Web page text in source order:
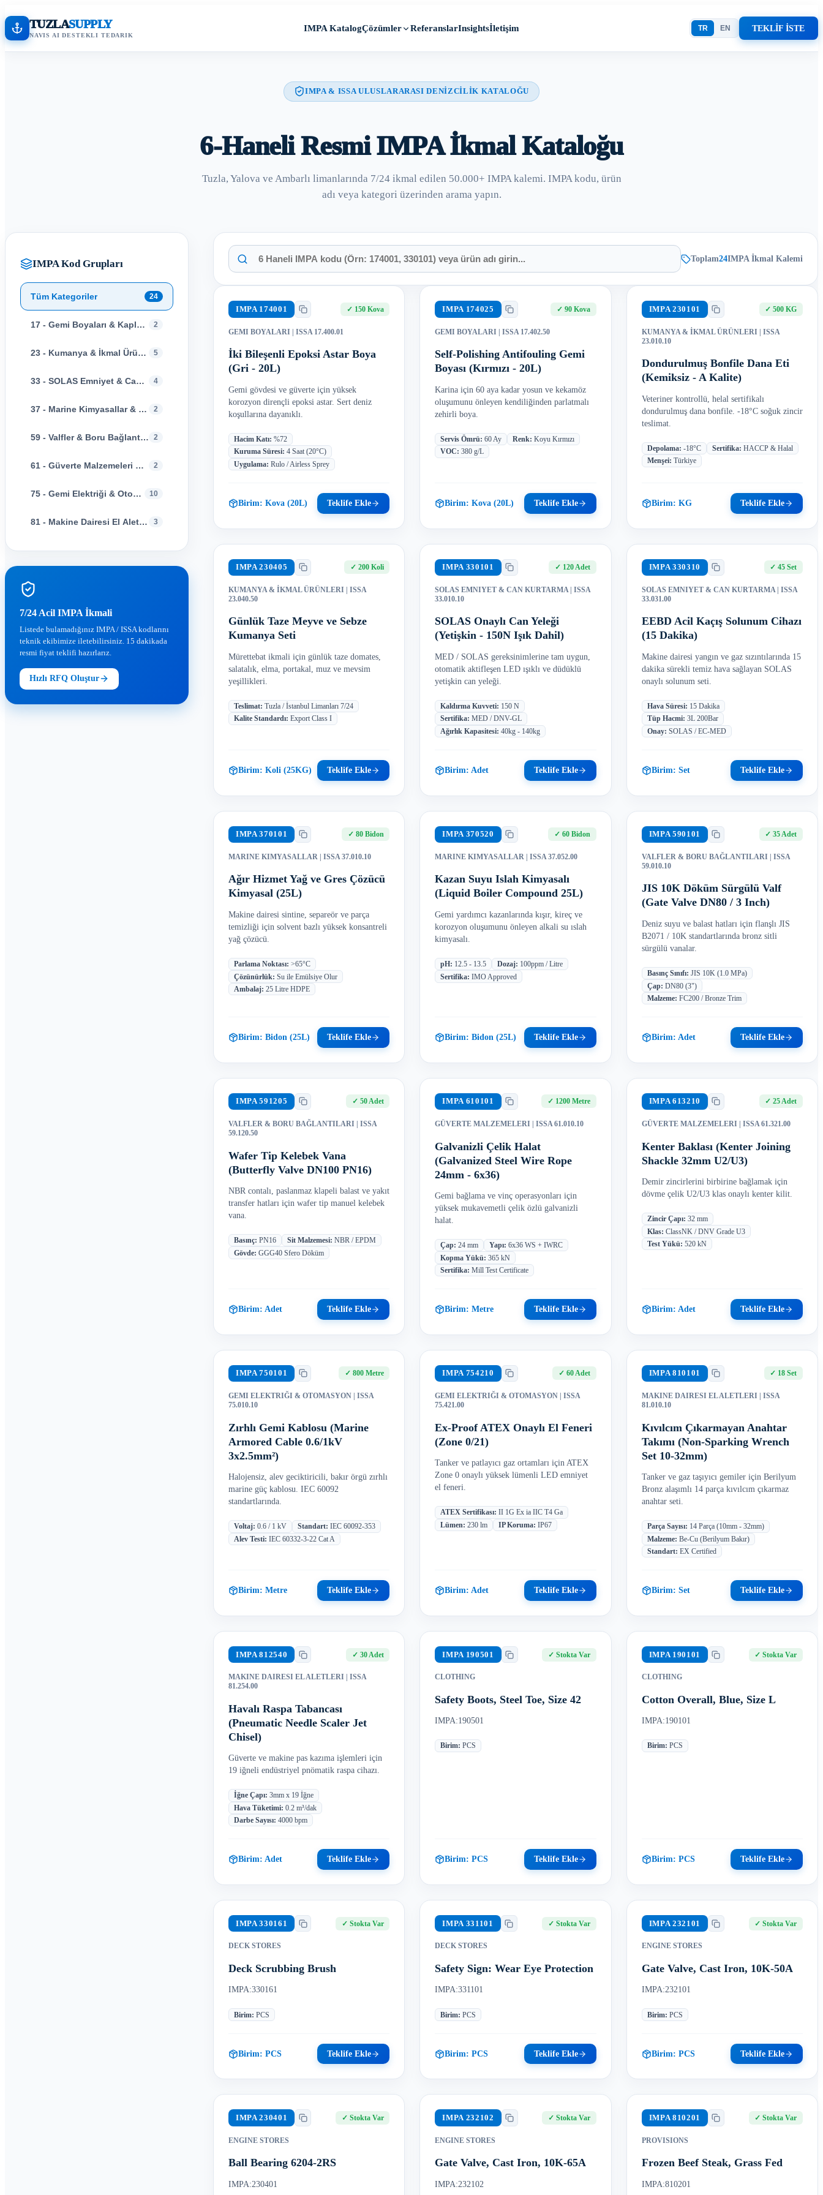
TUZLASUPPLY
NAVIS AI DESTEKLI TEDARIK
IMPA KatalogÇözümler ReferanslarInsightsİletişim TR EN TEKLİF İSTE
IMPA & ISSA ULUSLARARASI DENİZCİLİK KATALOĞU
6-Haneli Resmi IMPA İkmal Kataloğu
Tuzla, Yalova ve Ambarlı limanlarında 7/24 ikmal edilen 50.000+ IMPA kalemi. IMPA kodu, ürün
adı veya kategori üzerinden arama yapın.
IMPA Kod Grupları
Tüm Kategoriler 24
17 - Gemi Boyaları & Kaplamalar
2
23 - Kumanya & İkmal Ürünleri5
33 - SOLAS Emniyet & Can Kurtarma
4
37 - Marine Kimyasallar & Temizlik
2
59 - Valfler & Boru Bağlantıları2
61 - Güverte Malzemeleri & Halat
2
75 - Gemi Elektriği & Otomasyon
10
81 - Makine Dairesi El Aletleri 3
7/24 Acil IMPA İkmali
Listede bulamadığınız IMPA / ISSA kodlarını
teknik ekibimize iletebilirsiniz. 15 dakikada
resmi fiyat teklifi hazırlarız.
Hızlı RFQ Oluştur
Toplam24IMPA İkmal Kalemi
IMPA 174001 ✓ 150 Kova
GEMI BOYALARI | ISSA 17.400.01
İki Bileşenli Epoksi Astar Boya
(Gri - 20L)
Gemi gövdesi ve güverte için yüksek
korozyon dirençli epoksi astar. Sert deniz
koşullarına dayanıklı.
Hacim Katı: %72
Kuruma Süresi: 4 Saat (20°C)
Uygulama: Rulo / Airless Sprey
Birim: Kova (20L) Teklife Ekle
IMPA 174025 ✓90 Kova
GEMI BOYALARI | ISSA 17.402.50
Self-Polishing Antifouling Gemi
Boyası (Kırmızı - 20L)
Karina için 60 aya kadar yosun ve kekamöz
oluşumunu önleyen kendiliğinden parlatmalı
zehirli boya.
Servis Ömrü: 60 Ay Renk: Koyu Kırmızı
VOC: 380 g/L
Birim:Kova (20L) Teklife Ekle
IMPA230101 ✓500 KG
KUMANYA & İKMAL ÜRÜNLERI | ISSA
23.010.10
Dondurulmuş Bonfile Dana Eti
(Kemiksiz - A Kalite)
Veteriner kontrollü, helal sertifikalı
dondurulmuş dana bonfile. -18°C soğuk zincir
teslimat.
Depolama: -18°C Sertifika: HACCP & Halal
Menşei: Türkiye
Birim: KG Teklife Ekle
IMPA230405 ✓ 200 Koli
KUMANYA & İKMAL ÜRÜNLERI | ISSA
23.040.50
Günlük Taze Meyve ve Sebze
Kumanya Seti
Mürettebat ikmali için günlük taze domates,
salatalık, elma, portakal, muz ve mevsim
yeşillikleri.
Teslimat: Tuzla / İstanbul Limanları 7/24
Kalite Standardı: Export Class I
Birim: Koli (25KG) Teklife Ekle
IMPA 330101 ✓ 120 Adet
SOLAS EMNIYET & CAN KURTARMA | ISSA
33.010.10
SOLAS Onaylı Can Yeleği
(Yetişkin - 150N Işık Dahil)
MED / SOLAS gereksinimlerine tam uygun,
otomatik aktifleşen LED ışıklı ve düdüklü
yetişkin can yeleği.
Kaldırma Kuvveti: 150 N
Sertifika: MED / DNV-GL
Ağırlık Kapasitesi: 40kg - 140kg
Birim: Adet Teklife Ekle
IMPA330310 ✓45 Set
SOLAS EMNIYET & CAN KURTARMA | ISSA
33.031.00
EEBD Acil Kaçış Solunum Cihazı
(15 Dakika)
Makine dairesi yangın ve gaz sızıntılarında 15
dakika sürekli temiz hava sağlayan SOLAS
onaylı solunum seti.
Hava Süresi: 15 Dakika
Tüp Hacmi: 3L 200Bar
Onay: SOLAS / EC-MED
Birim: Set Teklife Ekle
IMPA370101 ✓ 80 Bidon
MARINE KIMYASALLAR | ISSA 37.010.10
Ağır Hizmet Yağ ve Gres Çözücü
Kimyasal (25L)
Makine dairesi sintine, separeör ve parça
temizliği için solvent bazlı yüksek konsantreli
yağ çözücü.
Parlama Noktası: >65°C
Çözünürlük: Su ile Emülsiye Olur
Ambalaj: 25 Litre HDPE
Birim: Bidon (25L) Teklife Ekle
IMPA 370520 ✓60 Bidon
MARINE KIMYASALLAR | ISSA 37.052.00
Kazan Suyu Islah Kimyasalı
(Liquid Boiler Compound 25L)
Gemi yardımcı kazanlarında kışır, kireç ve
korozyon oluşumunu önleyen alkali su ıslah
kimyasalı.
pH: 12.5 - 13.5 Dozaj: 100ppm / Litre
Sertifika: IMO Approved
Birim:Bidon (25L) Teklife Ekle
IMPA590101 ✓35 Adet
VALFLER & BORU BAĞLANTILARI | ISSA
59.010.10
JIS 10K Döküm Sürgülü Valf
(Gate Valve DN80 / 3 Inch)
Deniz suyu ve balast hatları için flanşlı JIS
B2071 / 10K standartlarında bronz sitli
sürgülü vanalar.
Basınç Sınıfı: JIS 10K (1.0 MPa)
Çap: DN80 (3")
Malzeme: FC200 / Bronze Trim
Birim: Adet Teklife Ekle
IMPA591205 ✓ 50 Adet
VALFLER & BORU BAĞLANTILARI
| ISSA
59.120.50
Wafer Tip Kelebek Vana
(Butterfly Valve DN100 PN16)
NBR contalı, paslanmaz klapeli balast ve yakıt
transfer hatları için wafer tip manuel kelebek
vana.
Basınç: PN16 Sit Malzemesi: NBR / EPDM
Gövde: GGG40 Sfero Döküm
Birim: Adet Teklife Ekle
IMPA 610101 ✓ 1200 Metre
GÜVERTE MALZEMELERI | ISSA 61.010.10
Galvanizli Çelik Halat
(Galvanized Steel Wire Rope
24mm - 6x36)
Gemi bağlama ve vinç operasyonları için
yüksek mukavemetli çelik özlü galvanizli
halat.
Çap: 24 mm Yapı: 6x36 WS + IWRC
Kopma Yükü: 365 kN
Sertifika: Mill Test Certificate
Birim:Metre Teklife Ekle
IMPA613210 ✓25 Adet
GÜVERTE MALZEMELERI | ISSA 61.321.00
Kenter Baklası (Kenter Joining
Shackle 32mm U2/U3)
Demir zincirlerini birbirine bağlamak için
dövme çelik U2/U3 klas onaylı kenter kilit.
Zincir Çapı: 32 mm
Klas: ClassNK / DNV Grade U3
Test Yükü: 520 kN
Birim: Adet Teklife Ekle
IMPA750101 ✓ 800 Metre
GEMI ELEKTRIĞI & OTOMASYON
| ISSA
75.010.10
Zırhlı Gemi Kablosu (Marine
Armored Cable 0.6/1kV
3x2.5mm²)
Halojensiz, alev geciktiricili, bakır örgü zırhlı
marine güç kablosu. IEC 60092
standartlarında.
Voltaj: 0.6 / 1 kV Standart:
IEC 60092-353
Alev Testi: IEC 60332-3-22 Cat A
Birim: Metre Teklife Ekle
IMPA 754210 ✓60 Adet
GEMI ELEKTRIĞI & OTOMASYON
| ISSA
75.421.00
Ex-Proof ATEX Onaylı El Feneri
(Zone 0/21)
Tanker ve patlayıcı gaz ortamları için ATEX
Zone 0 onaylı yüksek lümenli LED emniyet
el feneri.
ATEX Sertifikası:
II 1G Ex ia IIC T4 Ga
Lümen: 230 lm IP Koruma: IP67
Birim:Adet Teklife Ekle
IMPA810101 ✓ 18 Set
MAKINE DAIRESI EL ALETLERI
| ISSA
81.010.10
Kıvılcım Çıkarmayan Anahtar
Takımı (Non-Sparking Wrench
Set 10-32mm)
Tanker ve gaz taşıyıcı gemiler için Berilyum
Bronz alaşımlı 14 parça kıvılcım çıkarmaz
anahtar seti.
Parça Sayısı: 14 Parça (10mm - 32mm)
Malzeme: Be-Cu (Berilyum Bakır)
Standart: EX Certified
Birim: Set Teklife Ekle
IMPA812540 ✓ 30 Adet
MAKINE DAIRESI EL ALETLERI
| ISSA
81.254.00
Havalı Raspa Tabancası
(Pneumatic Needle Scaler Jet
Chisel)
Güverte ve makine pas kazıma işlemleri için
19 iğneli endüstriyel pnömatik raspa cihazı.
İğne Çapı: 3mm x 19 İğne
Hava Tüketimi: 0.2 m³/dak
Darbe Sayısı: 4000 bpm
Birim: Adet Teklife Ekle
IMPA 190501 ✓Stokta Var
CLOTHING
Safety Boots, Steel Toe, Size 42
IMPA:190501
Birim: PCS
Birim:PCS Teklife Ekle
IMPA 190101 ✓Stokta Var
CLOTHING
Cotton Overall, Blue, Size L
IMPA:190101
Birim: PCS
Birim: PCS Teklife Ekle
IMPA330161 ✓ Stokta Var
DECK STORES
Deck Scrubbing Brush
IMPA:330161
Birim: PCS
Birim: PCS Teklife Ekle
IMPA 331101 ✓Stokta Var
DECK STORES
Safety Sign: Wear Eye Protection
IMPA:331101
Birim: PCS
Birim:PCS Teklife Ekle
IMPA 232101 ✓Stokta Var
ENGINE STORES
Gate Valve, Cast Iron, 10K-50A
IMPA:232101
Birim: PCS
Birim: PCS Teklife Ekle
IMPA230401 ✓ Stokta Var
ENGINE STORES
Ball Bearing 6204-2RS
IMPA:230401
IMPA 232102 ✓Stokta Var
ENGINE STORES
Gate Valve, Cast Iron, 10K-65A
IMPA:232102
IMPA 810201 ✓Stokta Var
PROVISIONS
Frozen Beef Steak, Grass Fed
IMPA:810201